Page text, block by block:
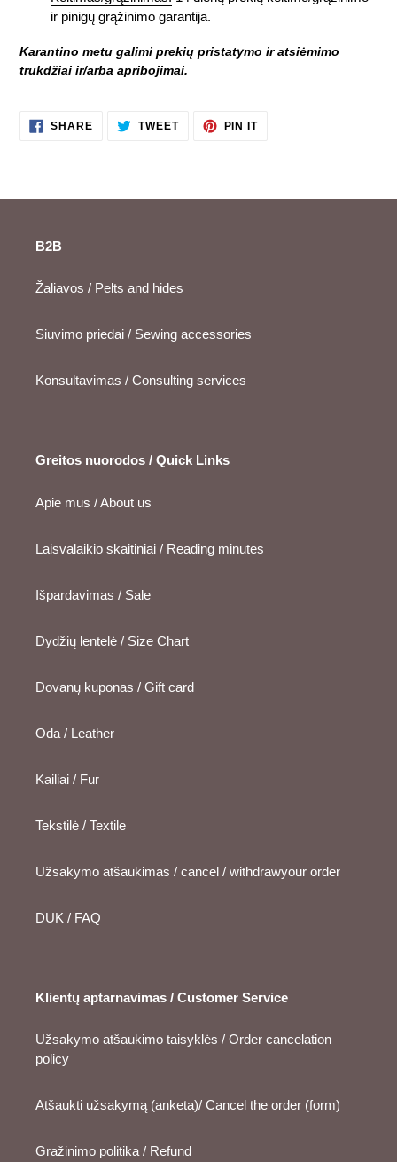
ir pinigų grąžinimo garantija.
Karantino metu galimi prekių pristatymo ir atsiėmimo
trukdžiai ir/arba apribojimai.
SHARESHARE TWEETTWEET
PIN ITPIN
B2B
Žaliavos / Pelts and hides
Siuvimo priedai / Sewing accessories
Konsultavimas / Consulting services
Greitos nuorodos / Quick Links
Apie mus / About us
Laisvalaikio skaitiniai / Reading minutes
Išpardavimas / Sale
Dydžių lentelė / Size Chart
Dovanų kuponas / Gift card
Oda / Leather
Kailiai / Fur
Tekstilė / Textile
Užsakymo atšaukimas / cancel / withdrawyour order
DUK / FAQ
Klientų aptarnavimas / Customer Service
Užsakymo atšaukimo taisyklės / Order cancelation
policy
Atšaukti užsakymą (anketa)/ Cancel the order (form)
Gražinimo politika / Refund